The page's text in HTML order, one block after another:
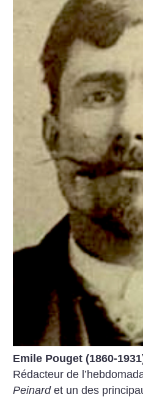
Emile Pouget (1860-
Rédacteur de
Peinardet un des